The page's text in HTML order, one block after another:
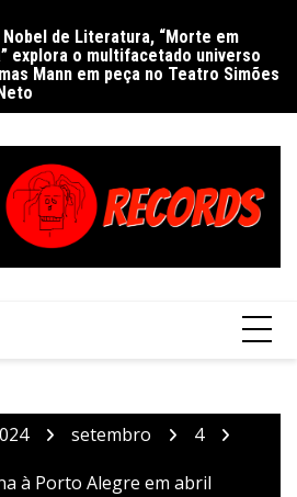
Nobel de Literatura, “Morte em
explora o multifacetado universo
Mann em peça no Teatro Simões
setembro
4
à Porto Alegre em abril